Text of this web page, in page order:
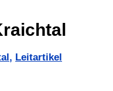
, Leitartikel